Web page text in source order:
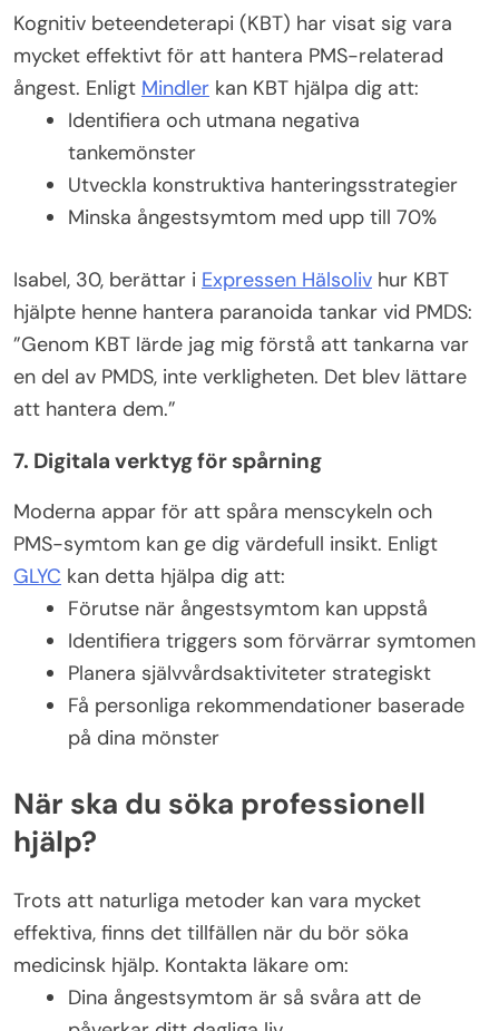
Kognitiv beteendeterapi (KBT) har visat sig vara
mycket effektivt för att hantera PMS-relaterad
ångest. Enligt Mindler kan KBT hjälpa dig att:
Identifiera och utmana negativa
tankemönster
Utveckla konstruktiva hanteringsstrategier
Minska ångestsymtom med upp till 70%
Isabel, 30, berättar i Expressen Hälsoliv hur KBT
hjälpte henne hantera paranoida tankar vid PMDS:
”Genom KBT lärde jag mig förstå att tankarna var
en del av PMDS, inte verkligheten. Det blev lättare
att hantera dem.”
7. Digitala verktyg för spårning
Moderna appar för att spåra menscykeln och
PMS-symtom kan ge dig värdefull insikt. Enligt
GLYC kan detta hjälpa dig att:
Förutse när ångestsymtom kan uppstå
Identifiera triggers som förvärrar symtomen
Planera självvårdsaktiviteter strategiskt
Få personliga rekommendationer baserade
på dina mönster
När ska du söka professionell
hjälp?
Trots att naturliga metoder kan vara mycket
effektiva, finns det tillfällen när du bör söka
medicinsk hjälp. Kontakta läkare om:
Dina ångestsymtom är så svåra att de